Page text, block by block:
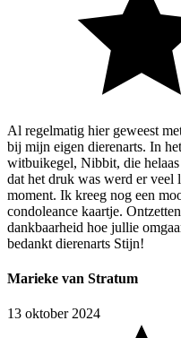
Al regelmatig hier geweest
bij mijn eigen dierenarts. In
witbuikegel, Nibbit, die
dat het druk was werd er veel
moment. Ik kreeg nog een
condoleance kaartje.
dankbaarheid hoe jullie
bedankt dierenarts Stijn!
Marieke van Stratum
13 oktober 2024